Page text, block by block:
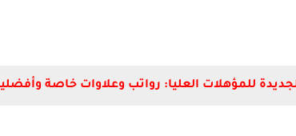
للمؤهلات العليا: رواتب وعلاوات خاصة